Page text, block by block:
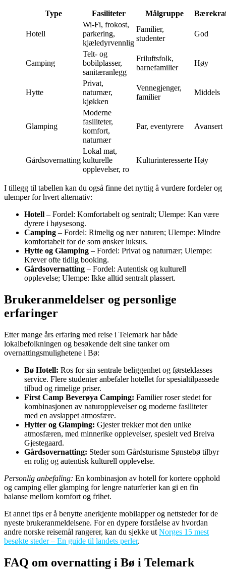
Type Fasiliteter Målgruppe
Hotell
Wi-Fi, frokost,
parkering,
kjæledyrvennlig
Familier,
studenter
God
Camping
Telt- og
bobilplasser,
sanitæranlegg
Friluftsfolk,
barnefamilier
Høy
Hytte
Privat,
naturnær,
kjøkken
Vennegjenger,
familier
Middels
Glamping
Moderne
fasiliteter,
komfort,
naturnær
Par, eventyrere Avansert
Gårdsovernatting
Lokal mat,
kulturelle
opplevelser, ro
Kulturinteresserte Høy
I tillegg til tabellen kan du også finne det nyttig å vurdere fordeler og
ulemper for hvert alternativ:
Hotell – Fordel: Komfortabelt og sentralt; Ulempe: Kan være
dyrere i høysesong.
Camping – Fordel: Rimelig og nær naturen; Ulempe: Mindre
komfortabelt for de som ønsker luksus.
Hytte og Glamping – Fordel: Privat og naturnær; Ulempe:
Krever ofte tidlig booking.
Gårdsovernatting – Fordel: Autentisk og kulturell
opplevelse; Ulempe: Ikke alltid sentralt plassert.
Brukeranmeldelser og personlige
erfaringer
Etter mange års erfaring med reise i Telemark har både
lokalbefolkningen og besøkende delt sine tanker om
overnattingsmulighetene i Bø:
Bø Hotell: Ros for sin sentrale beliggenhet og førsteklasses
service. Flere studenter anbefaler hotellet for spesialtilpassede
tilbud og rimelige priser.
First Camp Beverøya Camping: Familier roser stedet for
kombinasjonen av naturopplevelser og moderne fasiliteter
med en avslappet atmosfære.
Hytter og Glamping: Gjester trekker mot den unike
atmosfæren, med minnerike opplevelser, spesielt ved Breiva
Gjestegaard.
Gårdsovernatting: Steder som Gårdsturisme Sønstebø tilbyr
en rolig og autentisk kulturell opplevelse.
Personlig anbefaling: En kombinasjon av hotell for kortere opphold
og camping eller glamping for lengre naturferier kan gi en fin
balanse mellom komfort og frihet.
Et annet tips er å benytte anerkjente mobilapper og nettsteder for de
nyeste brukeranmeldelsene. For en dypere forståelse av hvordan
andre norske reisemål rangerer, kan du sjekke ut Norges 15 mest
besøkte steder – En guide til landets perler.
FAQ om overnatting i Bø i Telemark